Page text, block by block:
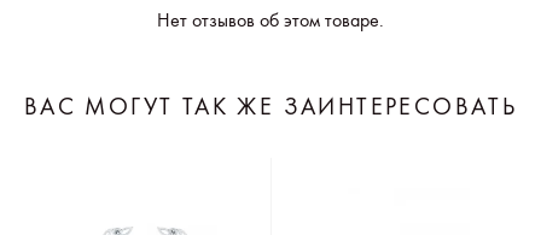
Нет отзывов об этом товаре.
ВАС МОГУТ ТАК ЖЕ ЗАИНТЕРЕСОВАТЬ